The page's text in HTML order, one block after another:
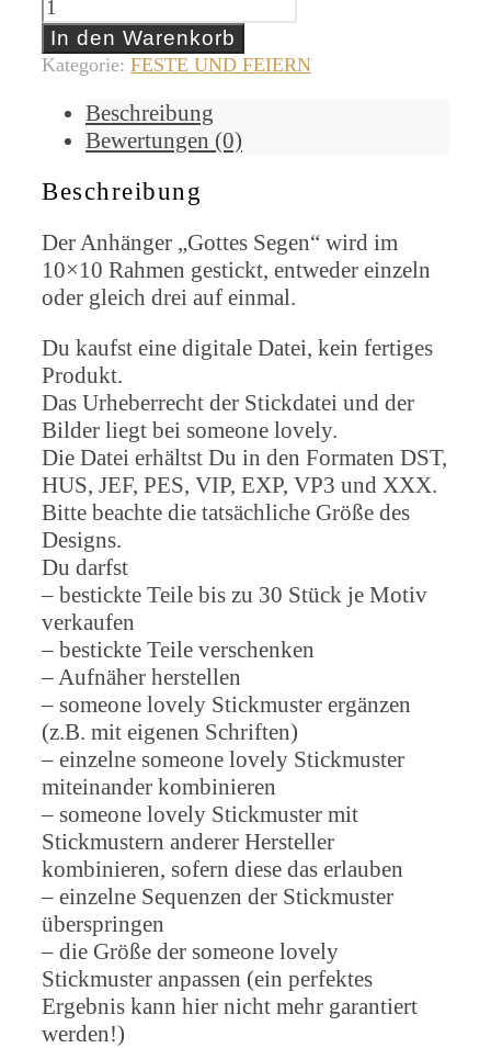
Segen
Menge
In den Warenkorb
Kategorie: FESTE UND FEIERN
Beschreibung
Bewertungen (0)
Beschreibung
Der Anhänger „Gottes Segen“ wird im
10×10 Rahmen gestickt, entweder einzeln
oder gleich drei auf einmal.
Du kaufst eine digitale Datei, kein fertiges
Produkt.
Das Urheberrecht der Stickdatei und der
Bilder liegt bei someone lovely.
Die Datei erhältst Du in den Formaten DST,
HUS, JEF, PES, VIP, EXP, VP3 und XXX.
Bitte beachte die tatsächliche Größe des
Designs.
Du darfst
– bestickte Teile bis zu 30 Stück je Motiv
verkaufen
– bestickte Teile verschenken
– Aufnäher herstellen
– someone lovely Stickmuster ergänzen
(z.B. mit eigenen Schriften)
– einzelne someone lovely Stickmuster
miteinander kombinieren
– someone lovely Stickmuster mit
Stickmustern anderer Hersteller
kombinieren, sofern diese das erlauben
– einzelne Sequenzen der Stickmuster
überspringen
– die Größe der someone lovely
Stickmuster anpassen (ein perfektes
Ergebnis kann hier nicht mehr garantiert
werden!)